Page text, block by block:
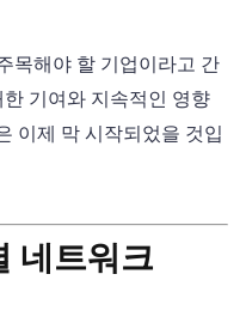
목해야 할 기업이라고 간
기여와 지속적인 영향
이제 막 시작되었을 것입
네트워크